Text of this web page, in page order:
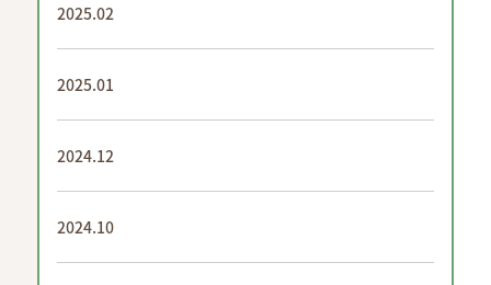
2025.02
2025.01
2024.12
2024.10